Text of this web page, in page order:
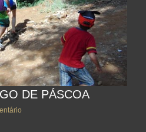
DE PÁSCOA